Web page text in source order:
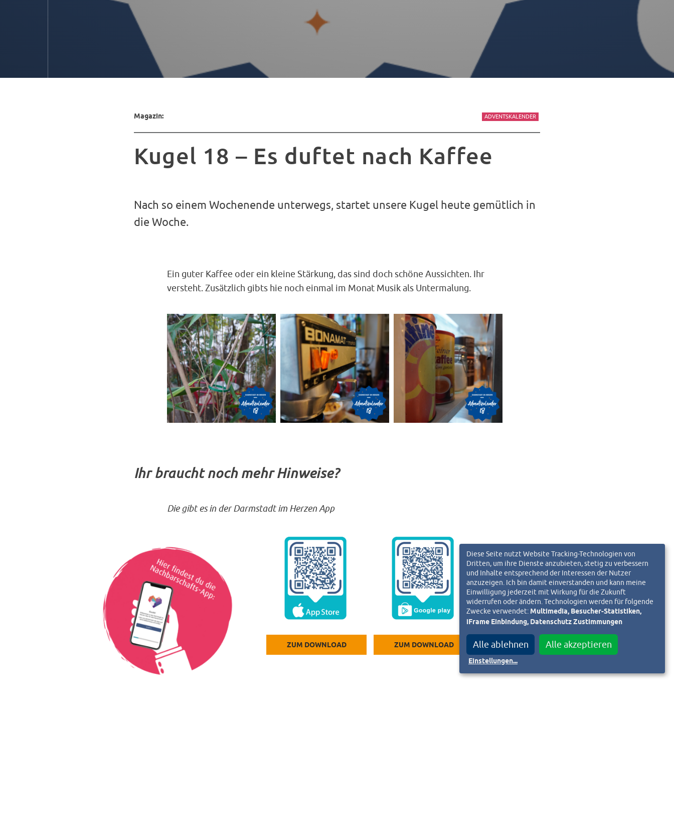
Magazin: ADVENTSKALENDER
Kugel 18 – Es duftet nach Kaffee
Nach so einem Wochenende unterwegs, startet unsere Kugel heute gemütlich in
die Woche.
Ein guter Kaffee oder ein kleine Stärkung, das sind doch schöne Aussichten. Ihr
versteht. Zusätzlich gibts hie noch einmal im Monat Musik als Untermalung.
Ihr braucht noch mehr Hinweise?
Die gibt es in der Darmstadt im Herzen App
ZUM DOWNLOAD ZUM DOWNLOAD
Diese Seite nutzt Website Tracking-Technologien von
Dritten, um ihre Dienste anzubieten, stetig zu verbessern
und Inhalte entsprechend der Interessen der Nutzer
anzuzeigen. Ich bin damit einverstanden und kann meine
Einwilligung jederzeit mit Wirkung für die Zukunft
widerrufen oder ändern. Technologien werden für folgende
Zwecke verwendet:Multimedia, Besucher-Statistiken,
iFrame Einbindung, Datenschutz Zustimmungen
Alle ablehnen Alle akzeptieren
Einstellungen...